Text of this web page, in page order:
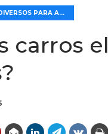
🛠️ DIVERSOS PARA AUTOMÓVEIS
carros